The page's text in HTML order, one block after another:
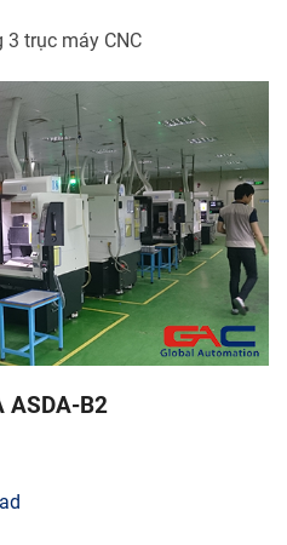
trục máy CNC
ASDA-B2